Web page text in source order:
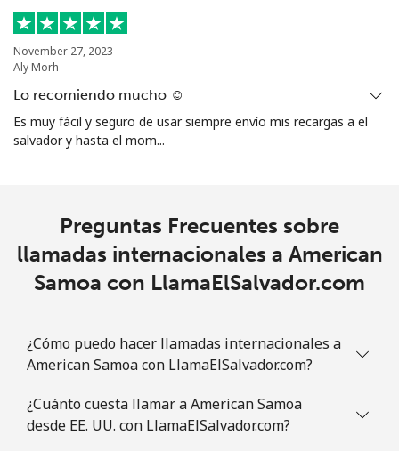
Línea fija ⁦19.5c⁩
Celular ⁦43.5c⁩
Ascension Island
Australia
Línea fija ⁦2.9c⁩ 344 min por ⁦$10⁩ -
Celular ⁦3.9c⁩ 256 min por ⁦$10⁩
Línea fija ⁦2.9c⁩ 344 min por ⁦$10⁩
November 27, 2023
Aly Morh
Lo recomiendo mucho ☺️
Es muy fácil y seguro de usar siempre envío mis recargas a el
salvador y hasta el mom...
Preguntas Frecuentes sobre
llamadas internacionales a American
Samoa con LlamaElSalvador.com
¿Cómo puedo hacer llamadas internacionales a
American Samoa con LlamaElSalvador.com?
¿Cuánto cuesta llamar a American Samoa
desde EE. UU. con LlamaElSalvador.com?